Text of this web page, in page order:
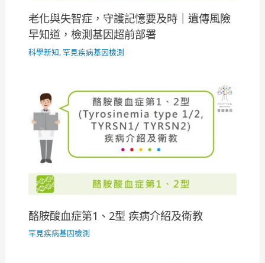
老化與失智症，守護記憶要及時｜遺傳風險
早知道，檢測基因超前部署
科學新知 ,罕見疾病基因檢測
酪胺酸血症第1、2型 疾病介紹及衛教
罕見疾病基因檢測